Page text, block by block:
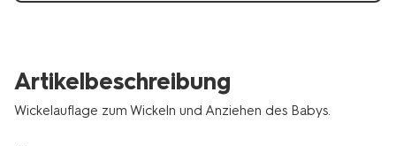
Artikelbeschreibung
Wickelauflage zum Wickeln und Anziehen des Babys.